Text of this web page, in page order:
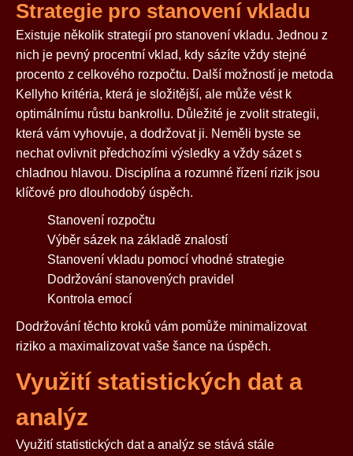
Strategie pro stanovení vkladu
Existuje několik strategií pro stanovení vkladu. Jednou z
nich je pevný procentní vklad, kdy sázíte vždy stejné
procento z celkového rozpočtu. Další možností je metoda
Kellyho kritéria, která je složitější, ale může vést k
optimálnímu růstu bankrollu. Důležité je zvolit strategii,
která vám vyhovuje, a dodržovat ji. Neměli byste se
nechat ovlivnit předchozími výsledky a vždy sázet s
chladnou hlavou. Disciplína a rozumné řízení rizik jsou
klíčové pro dlouhodobý úspěch.
Stanovení rozpočtu
Výběr sázek na základě znalostí
Stanovení vkladu pomocí vhodné strategie
Dodržování stanovených pravidel
Kontrola emocí
Dodržování těchto kroků vám pomůže minimalizovat
riziko a maximalizovat vaše šance na úspěch.
Využití statistických dat a
analýz
Využití statistických dat a analýz se stává stále